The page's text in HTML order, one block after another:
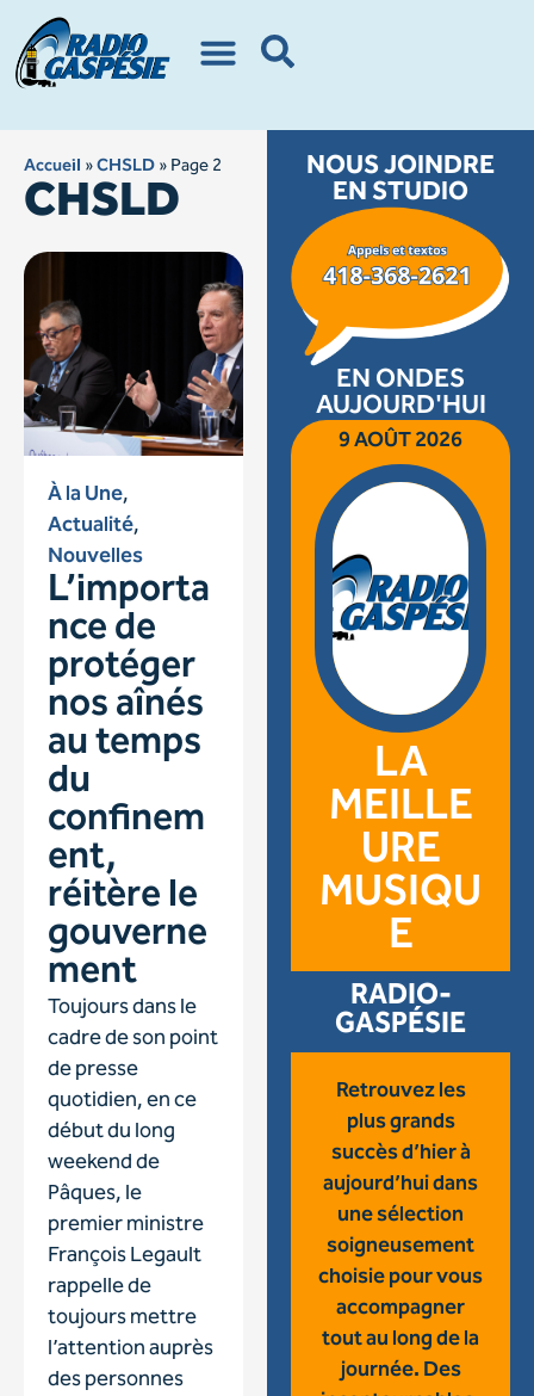
Accueil »CHSLD»Page 2
CHSLD
À la Une,
Actualité,
Nouvelles
L’importa
nce de
protéger
nos aînés
au temps
du
confinem
ent,
réitère le
gouverne
ment
Toujours dans le
cadre de son point
de presse
quotidien, en ce
début du long
weekend de
Pâques, le
premier ministre
François Legault
rappelle de
toujours mettre
l’attention auprès
des personnes
NOUS JOINDRE
EN STUDIO
EN ONDES
AUJOURD'HUI
9 AOÛT 2026
LA
MEILLE
URE
MUSIQU
E
RADIO-
GASPÉSIE
Retrouvez les
plus grands
succès d’hier à
aujourd’hui dans
une sélection
soigneusement
choisie pour vous
accompagner
tout au long de la
journée. Des